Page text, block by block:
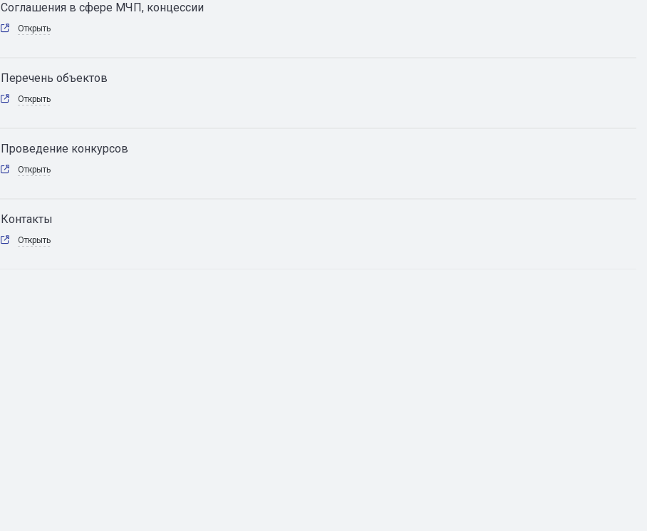
Соглашения в сфере МЧП, концессии
Открыть
Перечень объектов
Открыть
Проведение конкурсов
Открыть
Контакты
Открыть